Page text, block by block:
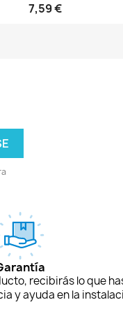
7,59 €
recibirás lo que
y ayuda en la